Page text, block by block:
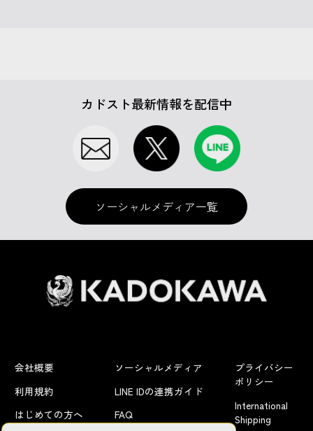
カドスト最新情報を配信中
ソーシャルメディア一覧
会社概要
利用規約
はじめての方へ
ソーシャルメディア
LINE IDの連携ガイド
FAQ
プライバシー
ポリシー
International
Shipping